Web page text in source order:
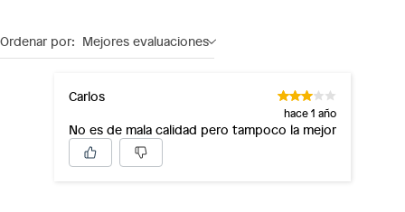
Ordenar por: Mejores evaluaciones
Carlos
hace 1 año
No es de mala calidad pero tampoco la mejor